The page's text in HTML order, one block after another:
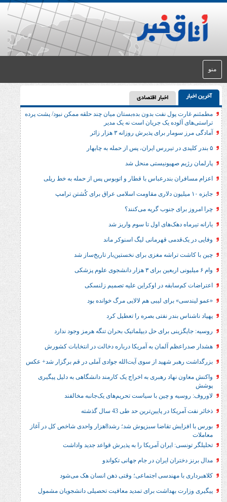
اخبار اقتصادی
نفت بدون بده‌بستان میان چند حلقه ممکن نبود/ پشت پرده
یک جریان است نه یک مدیر
پذیرش روزانه ۳ هزار زائر
صهیونیستی منحل شد
بندرعباس با قطار و اتوبوس پس از حمله به خط ریلی
جنوب گریه می‌کنند؟
اول تا سوم واریز شد
مغزی برای نخستین‌بار تاریخ‌ساز شد
در اوکراین علیه تصمیم زلنسکی
لیبی هم لالایی مرگ خوانده بود
نفتی بصره را تعطیل کرد
برای حل‌ دیپلماتیک بحران تنگه هرمز وجود ندارد
آلمان به آمریکا درباره دخالت در انتخابات کشورش
شهید از سوی آیت‌الله جوادی آملی در قم برگزار شد+ عکس
رهبری به اخراج یک کارمند دانشگاهی به دلیل پیگیری
و چین با سیاست تحریم‌های یک‌جانبه مخالفند
پایین‌ترین حد طی 43 سال گذشته
بورس با افزایش تقاضا سبزپوش شد؛ رشد8هزار واحدی شاخص کل در آغاز
ایران آمریکا را به پذیرش قواعد جدید واداشت
ایران در جام جهانی تکواندو
مهندسی اجتماعی؛ وقتی ذهن انسان هک می‌شود
بهداشت برای تمدید معافیت تحصیلی دانشجویان مشمول